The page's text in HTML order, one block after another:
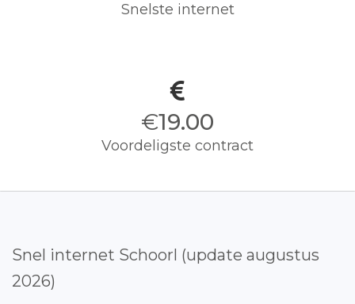
Snelste internet
€19.00
Voordeligste contract
Snel internet Schoorl (update augustus
2026)